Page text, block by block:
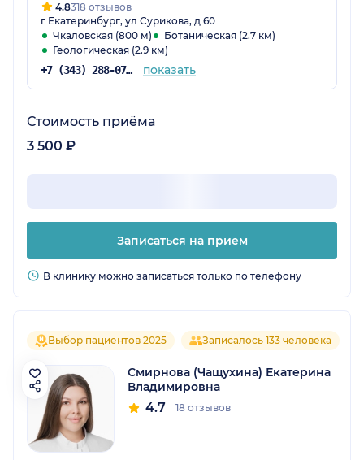
4.8318 отзывов
г Екатеринбург, ул Сурикова, д 60
Чкаловская (800 м)
Ботаническая (2.7 км)
Геологическая (2.9 км)
+7 (343) 288-07-54 показать
Стоимость приёма
3 500 ₽
Записаться на прием
В клинику можно записаться только по телефону
Выбор пациентов 2025 Записалось 133 человека
Смирнова (Чащухина) Екатерина
Владимировна
4.7 18 отзывов